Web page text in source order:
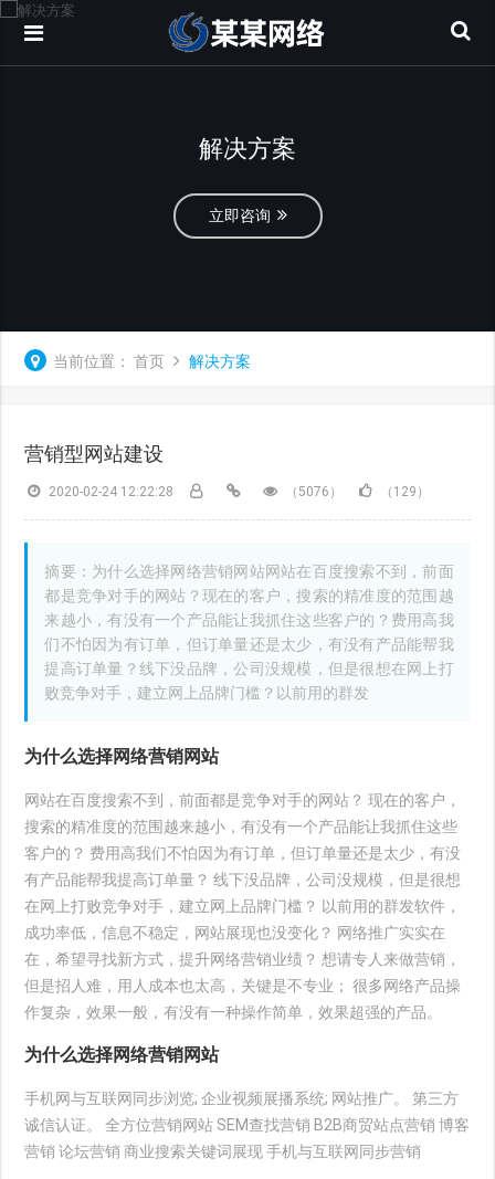
解决方案
立即咨询
当前位置： 首页 解决方案
营销型网站建设
2020-02-24 12:22:28 （5076） （129）
摘要：为什么选择网络营销网站网站在百度搜索不到，前面
都是竞争对手的网站？现在的客户，搜索的精准度的范围越
来越小，有没有一个产品能让我抓住这些客户的？费用高我
们不怕因为有订单，但订单量还是太少，有没有产品能帮我
提高订单量？线下没品牌，公司没规模，但是很想在网上打
败竞争对手，建立网上品牌门槛？以前用的群发
为什么选择网络营销网站
网站在百度搜索不到，前面都是竞争对手的网站？ 现在的客户，
搜索的精准度的范围越来越小，有没有一个产品能让我抓住这些
客户的？ 费用高我们不怕因为有订单，但订单量还是太少，有没
有产品能帮我提高订单量？ 线下没品牌，公司没规模，但是很想
在网上打败竞争对手，建立网上品牌门槛？ 以前用的群发软件，
成功率低，信息不稳定，网站展现也没变化？ 网络推广实实在
在，希望寻找新方式，提升网络营销业绩？ 想请专人来做营销，
但是招人难，用人成本也太高，关键是不专业； 很多网络产品操
作复杂，效果一般，有没有一种操作简单，效果超强的产品。
为什么选择网络营销网站
手机网与互联网同步浏览; 企业视频展播系统; 网站推广。 第三方
诚信认证。 全方位营销网站 SEM查找营销 B2B商贸站点营销 博客
营销 论坛营销 商业搜索关键词展现 手机与互联网同步营销